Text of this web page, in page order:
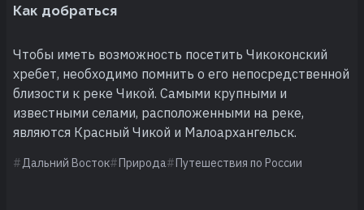
Как добраться
Чтобы иметь возможность посетить Чикоконский
хребет, необходимо помнить о его непосредственной
близости к реке Чикой. Самыми крупными и
известными селами, расположенными на реке,
являются Красный Чикой и Малоархангельск.
Дальний Восток Природа Путешествия по России